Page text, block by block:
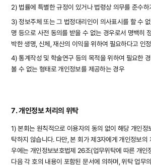
2) 법률에 특별한 규정이 있거나 법령상 의무를 준수
3) 정보주체 또는 그 법정대리인이 의사표시를 할 수
명 등으로 사전 동의를 받을 수 없는 경우로서 명백히
박한 생명, 신체, 재산의 이익을 위하여 필요하다고 인
4) 통계작성 및 학술연구 등의 목적을 위하여 필요한
볼 수 없는 형태로 개인정보를 제공하는 경우
7. 개인정보 처리의 위탁
1) 본회는 원칙적으로 이용자의 동의 없이 해당 개인정
탁하지 않습니다. 다만, 본 회가 제3자에게 개인정보의
우에는 개인정보보호법제 26조(업무위탁에 따른 개인
다음 각 호의 내용이 포함된 문서에 의하며, 위탁 업무